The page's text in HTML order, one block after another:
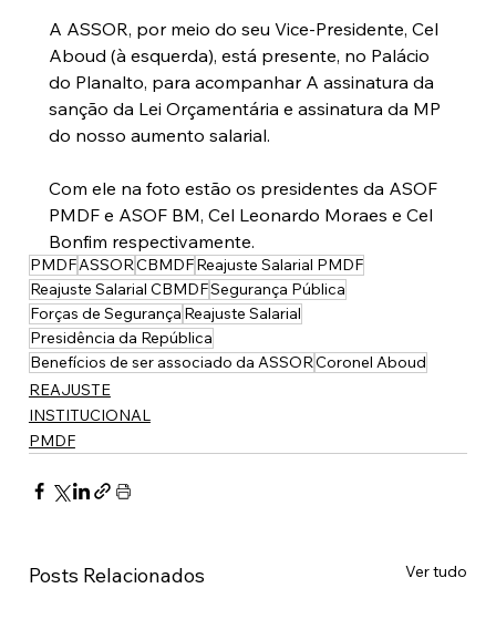
A ASSOR, por meio do seu Vice-Presidente, Cel
Aboud (à esquerda), está presente, no Palácio
do Planalto, para acompanhar A assinatura da
sanção da Lei Orçamentária e assinatura da MP
do nosso aumento salarial.
Com ele na foto estão os presidentes da ASOF
PMDF e ASOF BM, Cel Leonardo Moraes e Cel
Bonfim respectivamente.
PMDFASSORCBMDFReajuste Salarial PMDF
Reajuste Salarial CBMDFSegurança Pública
Forças de Segurança Reajuste Salarial
Presidência da República
Benefícios de ser associado da ASSORCoronel Aboud
REAJUSTE
INSTITUCIONAL
PMDF
Posts Relacionados Ver tudo